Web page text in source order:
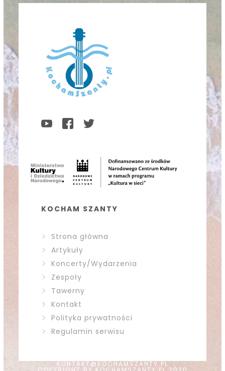
KOCHAM SZANTY
Strona główna
Artykuły
Koncerty/Wydarzenia
Zespoły
Tawerny
Kontakt
Polityka prywatności
Regulamin serwisu
KONTAKT@KOCHAMSZANTY.PL